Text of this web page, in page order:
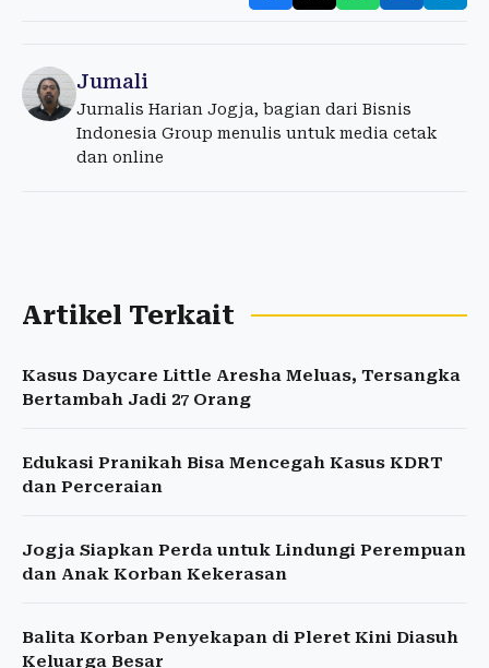
Jumali
Jurnalis Harian Jogja, bagian dari Bisnis
Indonesia Group menulis untuk media cetak
dan online
Artikel Terkait
Kasus Daycare Little Aresha Meluas, Tersangka
Bertambah Jadi 27 Orang
Edukasi Pranikah Bisa Mencegah Kasus KDRT
dan Perceraian
Jogja Siapkan Perda untuk Lindungi Perempuan
dan Anak Korban Kekerasan
Balita Korban Penyekapan di Pleret Kini Diasuh
Keluarga Besar